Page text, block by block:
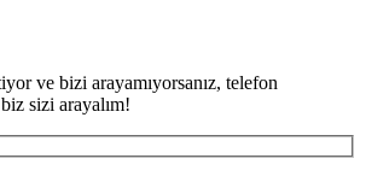
ve bizi arayamıyorsanız, telefon
sizi arayalım!